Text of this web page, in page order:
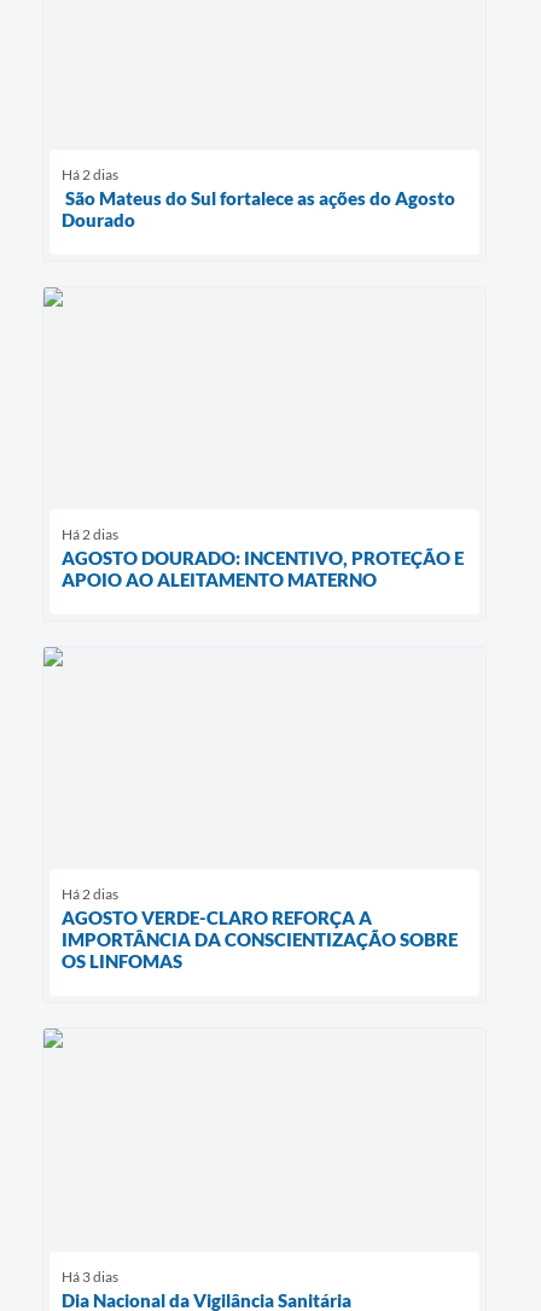
Há 2 dias
São Mateus do Sul fortalece as ações do Agosto
Dourado
Há 2 dias
AGOSTO DOURADO: INCENTIVO, PROTEÇÃO E
APOIO AO ALEITAMENTO MATERNO
Há 2 dias
AGOSTO VERDE-CLARO REFORÇA A
IMPORTÂNCIA DA CONSCIENTIZAÇÃO SOBRE
OS LINFOMAS
Há 3 dias
Dia Nacional da Vigilância Sanitária